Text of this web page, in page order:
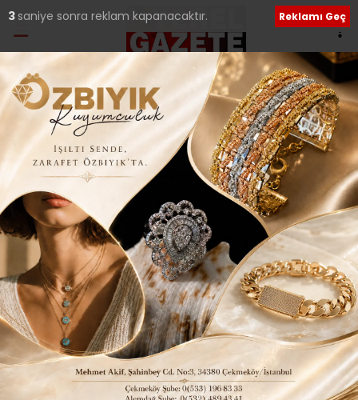
Ana Sayfa›Tüm Manşetler
CHP’Lİ MECLİS ÜYESİ
KİP’TEN KAÇAK
YAPILAŞMA UYARISI..
Giriş: 30-08-2023 17:34 323 Tüm Manşetler
ABONE OL
2 saniye sonra reklam kapanacaktır. Reklamı Geç